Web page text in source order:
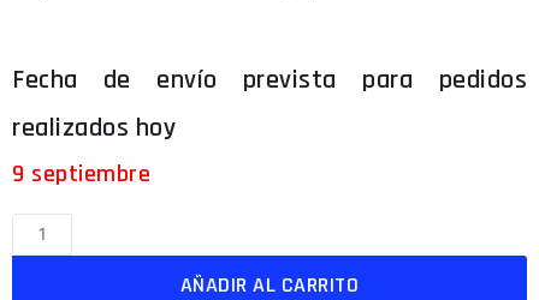
9 septiembre
AÑADIR AL CARRITO